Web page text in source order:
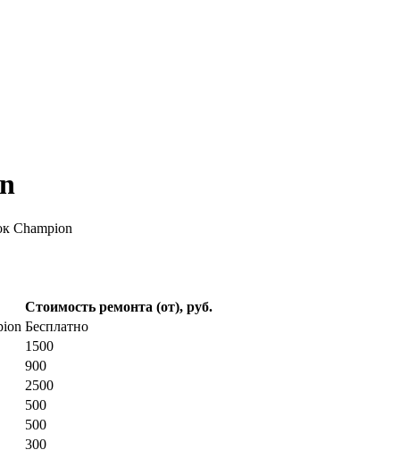
Champion
Стоимость ремонта (от), руб.
Бесплатно
1500
900
2500
500
500
300